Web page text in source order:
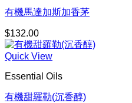
有機馬達加斯加香茅
$132.00
Quick View
Essential Oils
有機甜羅勒(沉香醇)